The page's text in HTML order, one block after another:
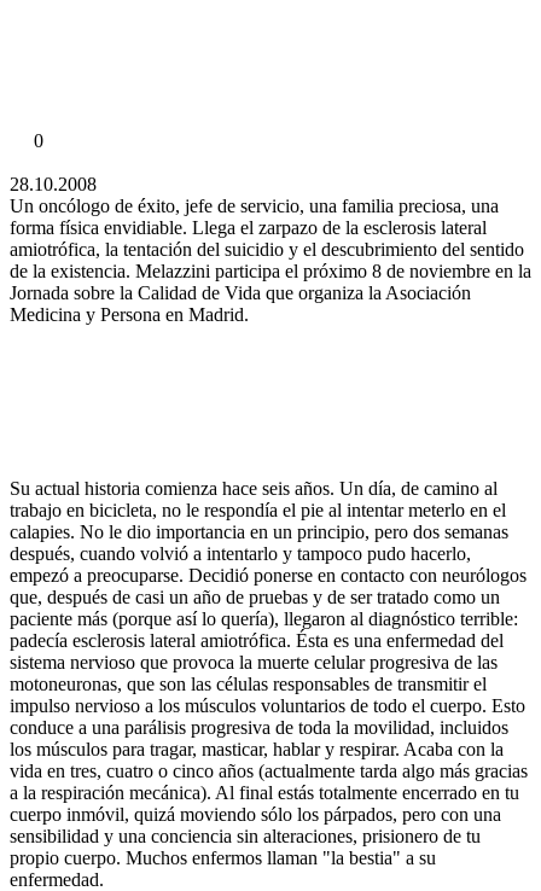
0
28.10.2008
Un oncólogo de éxito, jefe de servicio, una familia preciosa, una
forma física envidiable. Llega el zarpazo de la esclerosis lateral
amiotrófica, la tentación del suicidio y el descubrimiento del sentido
de la existencia. Melazzini participa el próximo 8 de noviembre en la
Jornada sobre la Calidad de Vida que organiza la Asociación
Medicina y Persona en Madrid.
Su actual historia comienza hace seis años. Un día, de camino al
trabajo en bicicleta, no le respondía el pie al intentar meterlo en el
calapies. No le dio importancia en un principio, pero dos semanas
después, cuando volvió a intentarlo y tampoco pudo hacerlo,
empezó a preocuparse. Decidió ponerse en contacto con neurólogos
que, después de casi un año de pruebas y de ser tratado como un
paciente más (porque así lo quería), llegaron al diagnóstico terrible:
padecía esclerosis lateral amiotrófica. Ésta es una enfermedad del
sistema nervioso que provoca la muerte celular progresiva de las
motoneuronas, que son las células responsables de transmitir el
impulso nervioso a los músculos voluntarios de todo el cuerpo. Esto
conduce a una parálisis progresiva de toda la movilidad, incluidos
los músculos para tragar, masticar, hablar y respirar. Acaba con la
vida en tres, cuatro o cinco años (actualmente tarda algo más gracias
a la respiración mecánica). Al final estás totalmente encerrado en tu
cuerpo inmóvil, quizá moviendo sólo los párpados, pero con una
sensibilidad y una conciencia sin alteraciones, prisionero de tu
propio cuerpo. Muchos enfermos llaman "la bestia" a su
enfermedad.